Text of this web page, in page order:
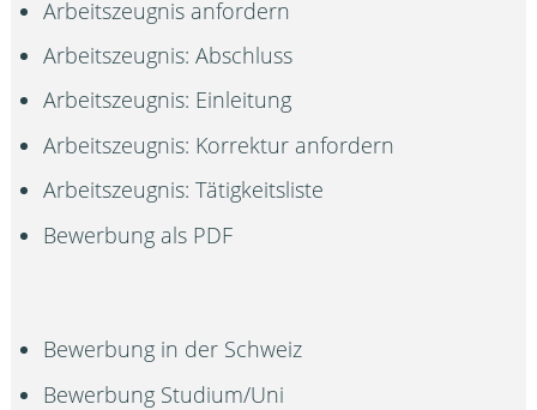
Arbeitszeugnis anfordern
Arbeitszeugnis: Abschluss
Arbeitszeugnis: Einleitung
Arbeitszeugnis: Korrektur anfordern
Arbeitszeugnis: Tätigkeitsliste
Bewerbung als PDF
Bewerbung in der Schweiz
Bewerbung Studium/Uni